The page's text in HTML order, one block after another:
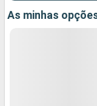
As minhas